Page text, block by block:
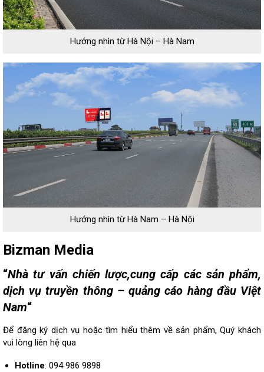
Hướng nhìn từ Hà Nội – Hà Nam
Hướng nhìn từ Hà Nam – Hà Nội
Bizman Media
“Nhà tư vấn chiến lược,cung cấp các sản phẩm,
dịch vụ truyền thông – quảng cáo hàng đầu Việt
Nam“
Để đăng ký dịch vụ hoặc tìm hiểu thêm về sản phẩm, Quý khách
vui lòng liên hệ qua
Hotline: 094 986 9898